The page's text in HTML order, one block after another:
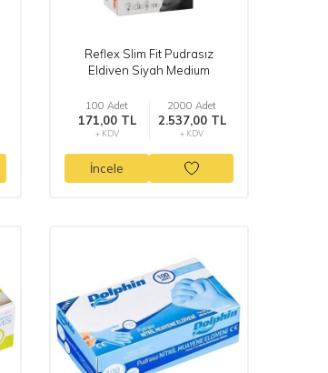
Reflex Slim Fit Pudrasız
Eldiven Siyah Medium
100 Adet
171,00 TL
+ KDV
2000 Adet
2.537,00 TL
+ KDV
İncele